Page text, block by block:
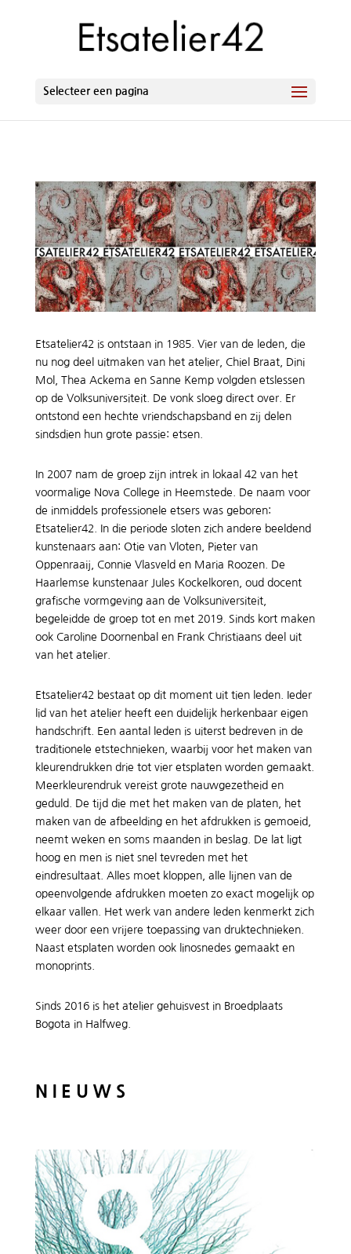
Selecteer een pagina
Etsatelier42 is ontstaan in 1985. Vier van de leden, die
nu nog deel uitmaken van het atelier, Chiel Braat, Dini
Mol, Thea Ackema en Sanne Kemp volgden etslessen
op de Volksuniversiteit. De vonk sloeg direct over. Er
ontstond een hechte vriendschapsband en zij delen
sindsdien hun grote passie: etsen.
In 2007 nam de groep zijn intrek in lokaal 42 van het
voormalige Nova College in Heemstede. De naam voor
de inmiddels professionele etsers was geboren:
Etsatelier42. In die periode sloten zich andere beeldend
kunstenaars aan: Otie van Vloten, Pieter van
Oppenraaij, Connie Vlasveld en Maria Roozen. De
Haarlemse kunstenaar Jules Kockelkoren, oud docent
grafische vormgeving aan de Volksuniversiteit,
begeleidde de groep tot en met 2019. Sinds kort maken
ook Caroline Doornenbal en Frank Christiaans deel uit
van het atelier.
Etsatelier42 bestaat op dit moment uit tien leden. Ieder
lid van het atelier heeft een duidelijk herkenbaar eigen
handschrift. Een aantal leden is uiterst bedreven in de
traditionele etstechnieken, waarbij voor het maken van
kleurendrukken drie tot vier etsplaten worden gemaakt.
Meerkleurendruk vereist grote nauwgezetheid en
geduld. De tijd die met het maken van de platen, het
maken van de afbeelding en het afdrukken is gemoeid,
neemt weken en soms maanden in beslag. De lat ligt
hoog en men is niet snel tevreden met het
eindresultaat. Alles moet kloppen, alle lijnen van de
opeenvolgende afdrukken moeten zo exact mogelijk op
elkaar vallen. Het werk van andere leden kenmerkt zich
weer door een vrijere toepassing van druktechnieken.
Naast etsplaten worden ook linosnedes gemaakt en
monoprints.
Sinds 2016 is het atelier gehuisvest in Broedplaats
Bogota in Halfweg.
N I E U W S